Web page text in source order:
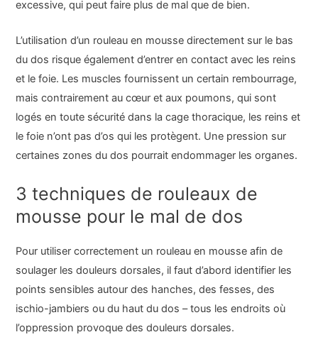
excessive, qui peut faire plus de mal que de bien.
L’utilisation d’un rouleau en mousse directement sur le bas
du dos risque également d’entrer en contact avec les reins
et le foie. Les muscles fournissent un certain rembourrage,
mais contrairement au cœur et aux poumons, qui sont
logés en toute sécurité dans la cage thoracique, les reins et
le foie n’ont pas d’os qui les protègent. Une pression sur
certaines zones du dos pourrait endommager les organes.
3 techniques de rouleaux de
mousse pour le mal de dos
Pour utiliser correctement un rouleau en mousse afin de
soulager les douleurs dorsales, il faut d’abord identifier les
points sensibles autour des hanches, des fesses, des
ischio-jambiers ou du haut du dos – tous les endroits où
l’oppression provoque des douleurs dorsales.